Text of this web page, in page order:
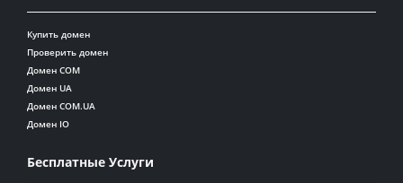
Купить домен
Проверить домен
Домен COM
Домен UA
Домен COM.UA
Домен IO
Бесплатные Услуги